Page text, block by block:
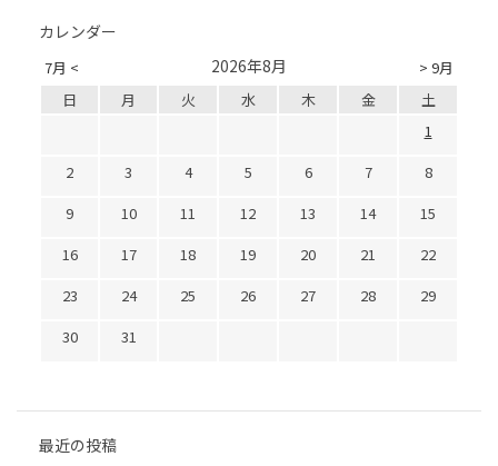
カレンダー
7月 < > 9月
2026年8月
日 月 火 水 木 金
土
1
2
3 4 5 6 7
8
9
10 11 12 13 14
15
16
17 18 19 20 21
22
23
24 25 26 27 28
29
30
31
最近の投稿